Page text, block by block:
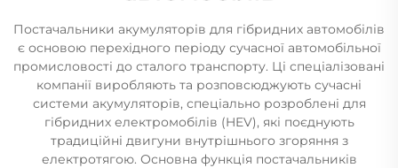
Постачальники акумуляторів для гібридних автомобілів
є основою перехідного періоду сучасної автомобільної
промисловості до сталого транспорту. Ці спеціалізовані
компанії виробляють та розповсюджують сучасні
системи акумуляторів, спеціально розроблені для
гібридних електромобілів (HEV), які поєднують
традиційні двигуни внутрішнього згоряння з
електротягою. Основна функція постачальників